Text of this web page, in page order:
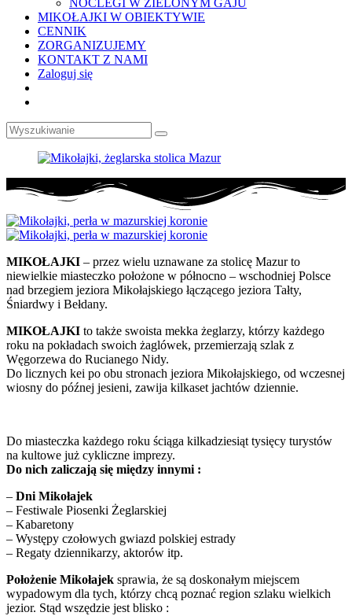
NOCLEGI W ZIELONYM GAJU
MIKOŁAJKI W OBIEKTYWIE
CENNIK
ZORGANIZUJEMY
KONTAKT Z NAMI
Zaloguj się
MIKOŁAJKI – przez wielu uznawane za stolicę Mazur to
niewielkie miasteczko położone w północno – wschodniej Polsce
nad brzegiem jeziora Mikołajskiego łączącego jeziora Tałty,
Śniardwy i Bełdany.
MIKOŁAJKI to także swoista mekka żeglarzy, którzy każdego
roku na pokładach swoich żaglówek, przemierzają szlak z
Węgorzewa do Rucianego Nidy.
Do licznych kei po obu stronach jeziora Mikołajskiego, od wczesnej
wiosny do późnej jesieni, zawija kilkaset jachtów dziennie.
Do miasteczka każdego roku ściąga kilkadziesiąt tysięcy turystów
na kultowe już cykliczne imprezy.
Do nich zaliczają się między innymi :
– Dni Mikołajek
– Festiwale Piosenki Żeglarskiej
– Kabaretony
– Występy czołowych gwiazd polskiej estrady
– Regaty dziennikarzy, aktorów itp.
Położenie Mikołajek sprawia, że są doskonałym miejscem
wypadowym dla tych, którzy chcą poznać region szlaku wielkich
jezior. Stąd wszędzie jest blisko :